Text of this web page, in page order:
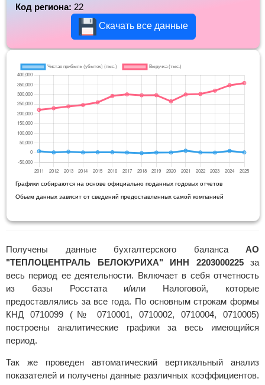
Код региона: 22
Скачать все данные
Графики собираются на основе официально поданных годовых отчетов
Обьем данных зависит от сведений предоставленных самой компанией
Получены данные бухгалтерского баланса АО
"ТЕПЛОЦЕНТРАЛЬ БЕЛОКУРИХА" ИНН 2203000225за
весь период ее деятельности. Включает в себя отчетность
из базы Росстата и/или Налоговой, которые
предоставлялись за все года. По основным строкам формы
КНД 0710099 (№ 0710001, 0710002, 0710004, 0710005)
построены аналитические графики за весь имеющийся
период.
Так же проведен автоматический вертикальный анализ
показателей и получены данные различных коэффициентов.